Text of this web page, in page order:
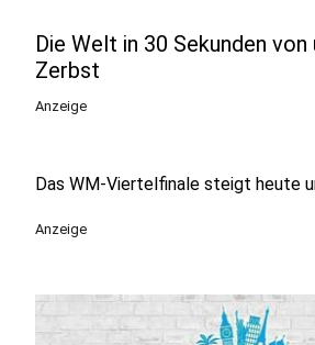
Die Welt in 30 Sekunden
Zerbst
Anzeige
Das WM-Viertelfinale steigt heute
Anzeige